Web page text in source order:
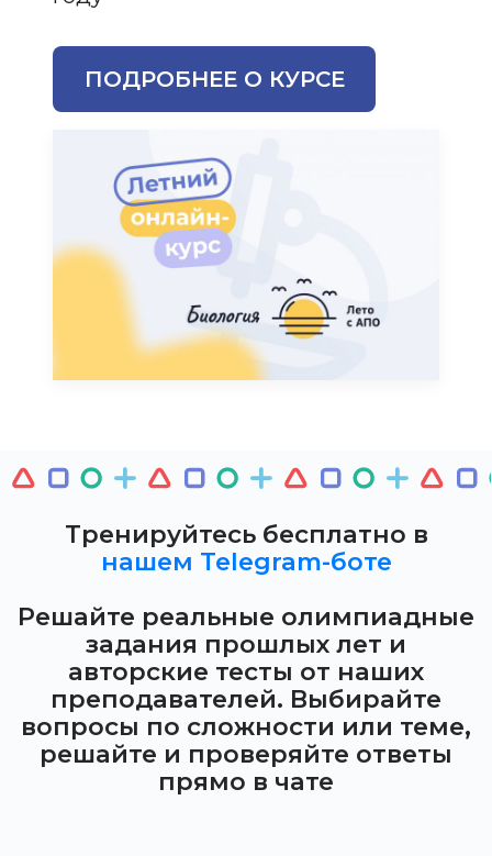
ПОДРОБНЕЕ О КУРСЕ
Тренируйтесь бесплатно в
нашем Telegram-боте
Решайте реальные олимпиадные
задания прошлых лет и
авторские тесты от наших
преподавателей. Выбирайте
вопросы по сложности или теме,
решайте и проверяйте ответы
прямо в чате